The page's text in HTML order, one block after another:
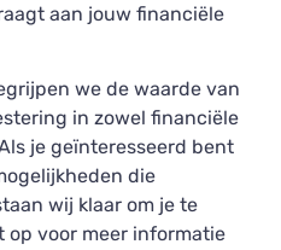
aan jouw financiële
we de waarde van
in zowel financiële
je geïnteresseerd bent
die
wij klaar om je te
op voor meer informatie